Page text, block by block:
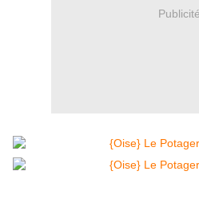
Publicité